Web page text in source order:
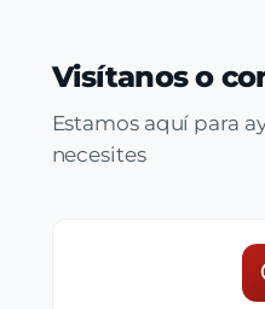
Visítanos o
Estamos aquí para
necesites